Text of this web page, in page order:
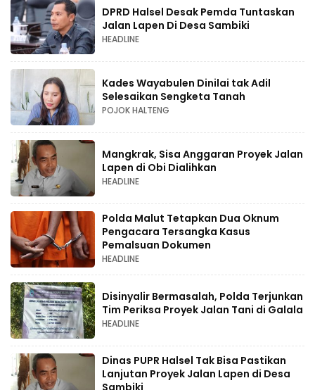
DPRD Halsel Desak Pemda Tuntaskan
Jalan Lapen Di Desa Sambiki
HEADLINE
Kades Wayabulen Dinilai tak Adil
Selesaikan Sengketa Tanah
POJOK HALTENG
Mangkrak, Sisa Anggaran Proyek Jalan
Lapen di Obi Dialihkan
HEADLINE
Polda Malut Tetapkan Dua Oknum
Pengacara Tersangka Kasus
Pemalsuan Dokumen
HEADLINE
Disinyalir Bermasalah, Polda Terjunkan
Tim Periksa Proyek Jalan Tani di Galala
HEADLINE
Dinas PUPR Halsel Tak Bisa Pastikan
Lanjutan Proyek Jalan Lapen di Desa